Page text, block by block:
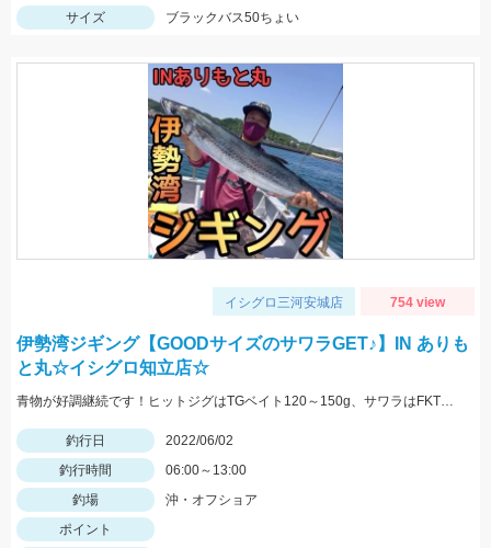
サイズ
ブラックバス50ちょい
イシグロ三河安城店 754 view
伊勢湾ジギング【GOODサイズのサワラGET♪】IN ありも
と丸☆イシグロ知立店☆
青物が好調継続です！ヒットジグはTGベイト120～150g、サワラはFKTG180gのアカキンです☆
釣行日
2022/06/02
釣行時間
06:00～13:00
釣場
沖・オフショア
ポイント